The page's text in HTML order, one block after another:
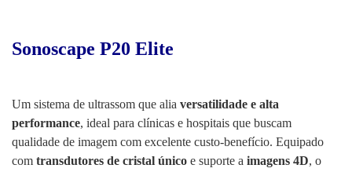
Sonoscape P20 Elite
Um sistema de ultrassom que alia versatilidade e alta
performance, ideal para clínicas e hospitais que buscam
qualidade de imagem com excelente custo-benefício. Equipado
com transdutores de cristal único e suporte a imagens 4D, o